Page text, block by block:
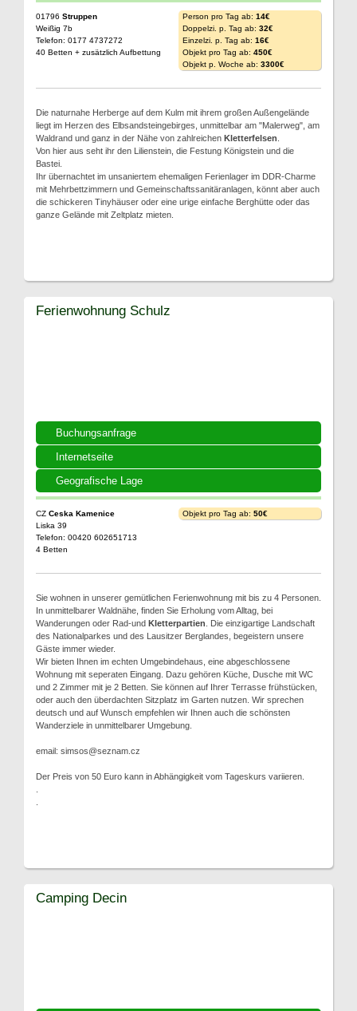
01796 Struppen
Weißig 7b
Telefon: 0177 4737272
40 Betten + zusätzlich Aufbettung
Person pro Tag ab: 14€
Doppelzi. p. Tag ab: 32€
Einzelzi. p. Tag ab: 16€
Objekt pro Tag ab: 450€
Objekt p. Woche ab: 3300€
Die naturnahe Herberge auf dem Kulm mit ihrem großen Außengelände
liegt im Herzen des Elbsandsteingebirges, unmittelbar am "Malerweg", am
Waldrand und ganz in der Nähe von zahlreichen Kletterfelsen
Von hier aus seht ihr den Lilienstein, die Festung Königstein und die
Bastei.
Ihr übernachtet im unsaniertem ehemaligen Ferienlager im DDR-Charme
mit Mehrbettzimmern und Gemeinschaftssanitäranlagen, könnt aber auch
die schickeren Tinyhäuser oder eine urige einfache Berghütte oder das
ganze Gelände mit Zeltplatz mieten.
Buchungsanfrage
Internetseite
Geografische Lage
Ferienwohnung Schulz
CZ Ceska Kamenice
Liska 39
Telefon: 00420 602651713
4 Betten
Objekt pro Tag ab: 50€
Sie wohnen in unserer gemütlichen Ferienwohnung mit bis zu 4 Personen.
In unmittelbarer Waldnähe, finden Sie Erholung vom Alltag, bei
Wanderungen oder Rad-und Kletterpartien . Die einzigartige Landschaft
des Nationalparkes und des Lausitzer Berglandes, begeistern unsere
Gäste immer wieder.
Wir bieten Ihnen im echten Umgebindehaus, eine abgeschlossene
Wohnung mit seperaten Eingang. Dazu gehören Küche, Dusche mit WC
und 2 Zimmer mit je 2 Betten. Sie können auf Ihrer Terrasse frühstücken,
oder auch den überdachten Sitzplatz im Garten nutzen. Wir sprechen
deutsch und auf Wunsch empfehlen wir Ihnen auch die schönsten
Wanderziele in unmittelbarer Umgebung.
email: simsos@seznam.cz
Der Preis von 50 Euro kann in Abhängigkeit vom Tageskurs variieren.
Camping Decin